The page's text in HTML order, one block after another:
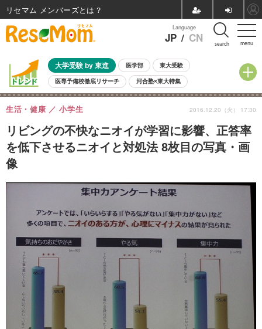
menu
Language
JP / CN search
大学受験 by 東進 医学部 東大受験
医専予備校徹底リサーチ 河合塾×東大特集
親子で考える大学選び 高校受験 中学受験 小学校受験
共通テスト 夏休み
8月開催イベント・WS 全国公立高校 過去問 人気記事
自由研究教材（小学生向け） 自由研究教材（中学生向け） ランキング
リビングの不快なニオイが学習に影響、正答率
を低下させるニオイと対処法 8枚目の写真・画
像
生活・健康 小学生 2016.12.20（火） 17:30
リセマム メンバーズ